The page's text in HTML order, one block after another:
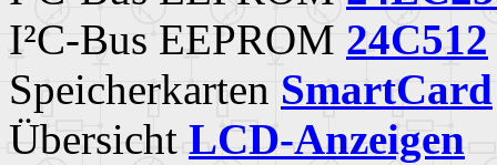
I²C-Bus EEPROM 24C512
Speicherkarten SmartCard
Übersicht LCD-Anzeigen